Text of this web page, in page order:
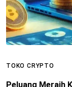
TOKO CRYPTO
Peluang Meraih